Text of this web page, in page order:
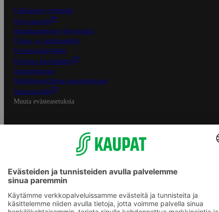
S-Business yrityksille
Oiva-raportit
Osuuskauppojen yhteystiedot
Tilaus- ja toimitusehdot
Tietosuojakäytäntö
Palvelun käyttöehdot
Saavutettavuus
Mobiilisovelluksen saavutettavuus
Mainostajalle
Muuta evästeasetuksia
S-ryhmän palvelut
S-ryhmä
Asiakasomistajuus
S-ostoslista -sovellus
Prisma.fi